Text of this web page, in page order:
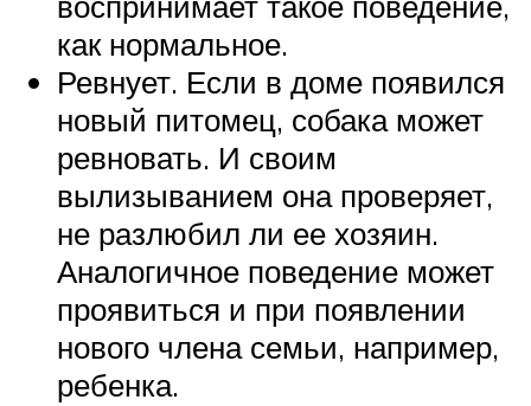
как нормальное.
Ревнует. Если в доме появился
новый питомец, собака может
ревновать. И своим
вылизыванием она проверяет,
не разлюбил ли ее хозяин.
Аналогичное поведение может
проявиться и при появлении
нового члена семьи, например,
ребенка.